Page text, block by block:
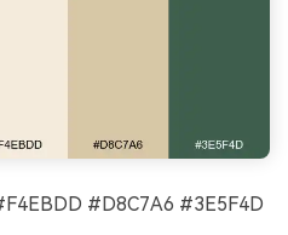
#D8C7A6 #3E5F4D